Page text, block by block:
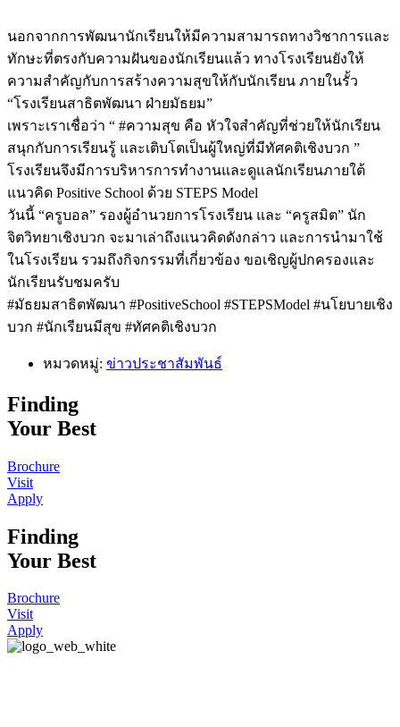
นอกจากการพัฒนานักเรียนให้มีความสามารถทางวิชาการและ
ทักษะที่ตรงกับความฝันของนักเรียนแล้ว ทางโรงเรียนยังให้
ความสำคัญกับการสร้างความสุขให้กับนักเรียน ภายในรั้ว
“โรงเรียนสาธิตพัฒนา ฝ่ายมัธยม”
เพราะเราเชื่อว่า “ #ความสุข คือ หัวใจสำคัญที่ช่วยให้นักเรียน
สนุกกับการเรียนรู้ และเติบโตเป็นผู้ใหญ่ที่มีทัศคติเชิงบวก ”
โรงเรียนจึงมีการบริหารการทำงานและดูแลนักเรียนภายใต้
แนวคิด Positive School ด้วย STEPS Model
วันนี้ “ครูบอล” รองผู้อำนวยการโรงเรียน และ “ครูสมิต” นัก
จิตวิทยาเชิงบวก จะมาเล่าถึงแนวคิดดังกล่าว และการนำมาใช้
ในโรงเรียน รวมถึงกิจกรรมที่เกี่ยวข้อง ขอเชิญผู้ปกครองและ
นักเรียนรับชมครับ
#มัธยมสาธิตพัฒนา #PositiveSchool #STEPSModel #นโยบายเชิง
บวก #นักเรียนมีสุข #ทัศคติเชิงบวก
หมวดหมู่: ข่าวประชาสัมพันธ์
Finding
Your Best
Brochure
Visit
Apply
Finding
Your Best
Brochure
Visit
Apply